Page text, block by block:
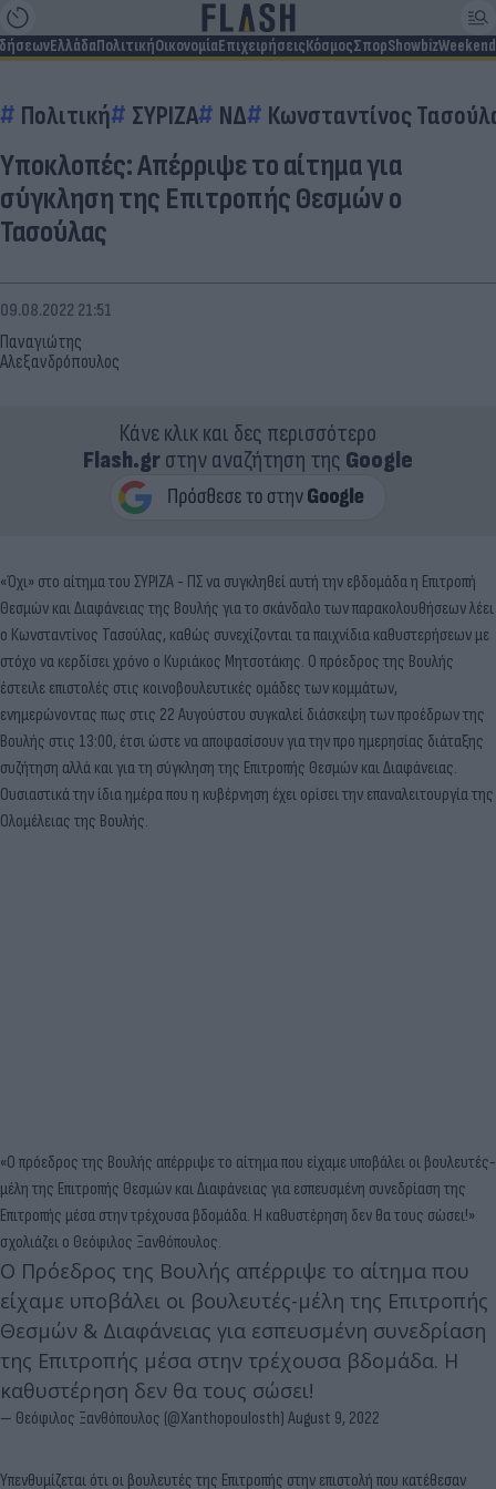
ΕλλάδαΠολιτικήΟικονομίαΕπιχειρήσειςΚόσμοςΣπορShowbizWeekend
Πολιτική ΣΥΡΙΖΑ ΝΔ Κωνσταντίνος
Υποκλοπές: Απέρριψε το αίτημα για
σύγκληση της Επιτροπής Θεσμών ο
Τασούλας
Παναγιώτης
Αλεξανδρόπουλος
09.08.2022 21:51
Κάνε κλικ και δες περισσότερο
Flash.grστην αναζήτηση της Google
«Όχι» στο αίτημα του ΣΥΡΙΖΑ - ΠΣ να συγκληθεί αυτή την εβδομάδα η Επιτροπή
Θεσμών και Διαφάνειας της Βουλής για το σκάνδαλο των παρακολουθήσεων λέει
ο Κωνσταντίνος Τασούλας, καθώς συνεχίζονται τα παιχνίδια καθυστερήσεων με
στόχο να κερδίσει χρόνο ο Κυριάκος Μητσοτάκης. Ο πρόεδρος της Βουλής
έστειλε επιστολές στις κοινοβουλευτικές ομάδες των κομμάτων,
ενημερώνοντας πως στις 22 Αυγούστου συγκαλεί διάσκεψη των προέδρων της
Βουλής στις 13:00, έτσι ώστε να αποφασίσουν για την προ ημερησίας διάταξης
συζήτηση αλλά και για τη σύγκληση της Επιτροπής Θεσμών και Διαφάνειας.
Ουσιαστικά την ίδια ημέρα που η κυβέρνηση έχει ορίσει την επαναλειτουργία της
Ολομέλειας της Βουλής.
«Ο πρόεδρος της Βουλής απέρριψε το αίτημα που είχαμε υποβάλει οι βουλευτές-
μέλη της Επιτροπής Θεσμών και Διαφάνειας για εσπευσμένη συνεδρίαση της
Επιτροπής μέσα στην τρέχουσα βδομάδα. Η καθυστέρηση δεν θα τους σώσει!»
σχολιάζει ο Θεόφιλος Ξανθόπουλος.
Ο Πρόεδρος της Βουλής απέρριψε το αίτημα που
είχαμε υποβάλει οι βουλευτές-μέλη της Επιτροπής
Θεσμών & Διαφάνειας για εσπευσμένη συνεδρίαση
της Επιτροπής μέσα στην τρέχουσα βδομάδα. Η
καθυστέρηση δεν θα τους σώσει!
— Θεόφιλος Ξανθόπουλος (@Xanthopoulosth) August 9, 2022
Υπενθυμίζεται ότι οι βουλευτές της Επιτροπής στην επιστολή που κατέθεσαν